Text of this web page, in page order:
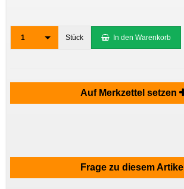
1 Stück In den Warenkorb
Auf Merkzettel setzen
Frage zu diesem Artikel